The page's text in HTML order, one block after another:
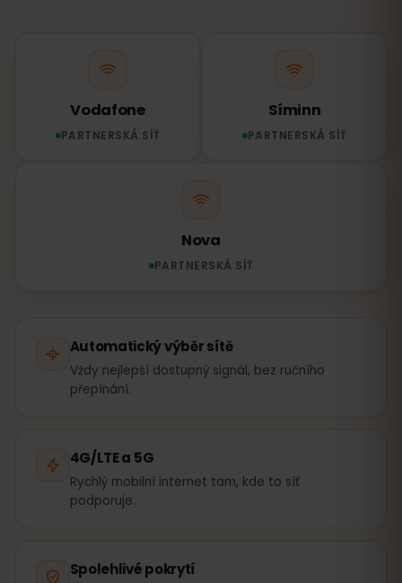
Vodafone
PARTNERSKÁ SÍŤ
Síminn
PARTNERSKÁ SÍŤ
Nova
PARTNERSKÁ SÍŤ
Automatický výběr sítě
Vždy nejlepší dostupný signál, bez ručního
přepínání.
4G/LTE a 5G
Rychlý mobilní internet tam, kde to síť
podporuje.
Spolehlivé pokrytí